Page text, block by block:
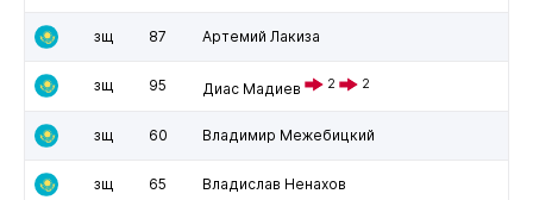
зщ 87 Артемий Лакиза
зщ 95 Диас Мадиев 2 2
зщ 60 Владимир Межебицкий
зщ 65 Владислав Ненахов